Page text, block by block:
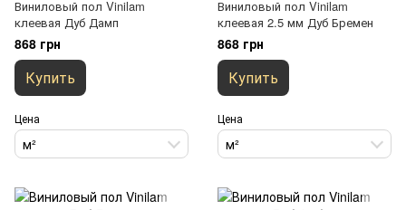
Виниловый пол Vinilam
клеевая Дуб Дамп
868 грн
Купить
Цена
м²
Виниловый пол Vinilam
клеевая 2.5 мм Дуб Бремен
868 грн
Купить
Цена
м²